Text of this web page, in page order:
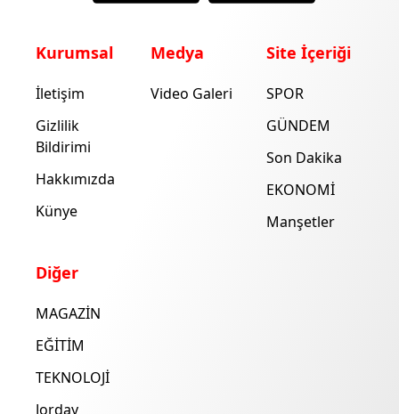
Kurumsal
İletişim
Gizlilik
Bildirimi
Hakkımızda
Künye
Medya
Video Galeri
Site İçeriği
SPOR
GÜNDEM
Son Dakika
EKONOMİ
Manşetler
Diğer
MAGAZİN
EĞİTİM
TEKNOLOJİ
Jorday